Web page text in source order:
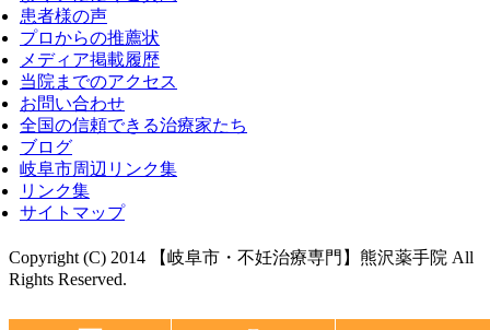
患者様の声
プロからの推薦状
メディア掲載履歴
当院までのアクセス
お問い合わせ
全国の信頼できる治療家たち
ブログ
岐阜市周辺リンク集
リンク集
サイトマップ
Copyright (C) 2014 【岐阜市・不妊治療専門】熊沢薬手院 All
Rights Reserved.